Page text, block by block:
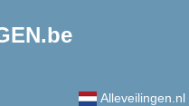
Alleveilingen.nl